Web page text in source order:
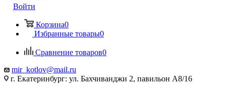
Войти
Корзина0
Избранные товары0
Сравнение товаров0
mir_kotlov@mail.ru
г. Екатеринбург: ул. Бахчиванджи 2, павильон А8/16